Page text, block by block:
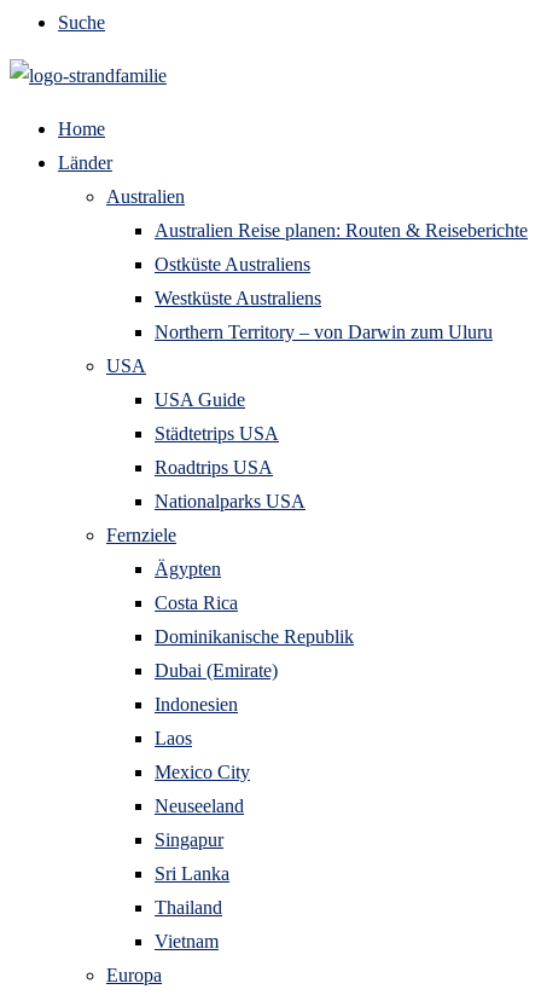
Suche
Home
Länder
Australien
Australien Reise planen: Routen & Reiseberichte
Ostküste Australiens
Westküste Australiens
Northern Territory – von Darwin zum Uluru
USA
USA Guide
Städtetrips USA
Roadtrips USA
Nationalparks USA
Fernziele
Ägypten
Costa Rica
Dominikanische Republik
Dubai (Emirate)
Indonesien
Laos
Mexico City
Neuseeland
Singapur
Sri Lanka
Thailand
Vietnam
Europa